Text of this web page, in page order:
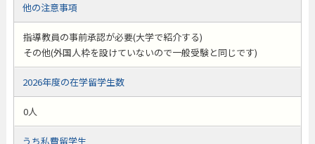
他の注意事項
指導教員の事前承認が必要(大学で紹介する)
その他(外国人枠を設けていないので一般受験と同じです)
2026年度の在学留学生数
0人
うち私費留学生